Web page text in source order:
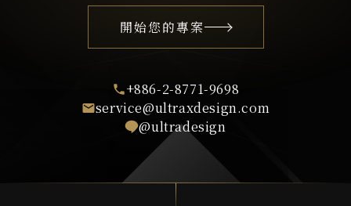
開始您的專案
+886-2-8771-9698
service@ultraxdesign.com
@ultradesign